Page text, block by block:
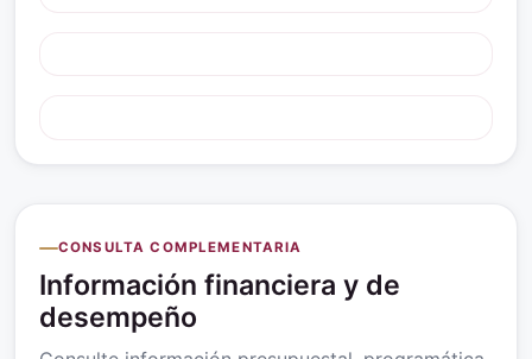
CONSULTA COMPLEMENTARIA
Información financiera y de
desempeño